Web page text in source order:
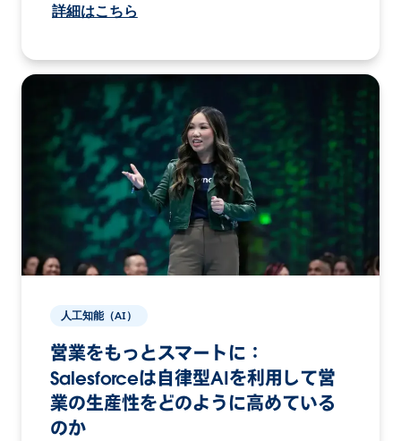
詳細はこちら
人工知能（AI）
営業をもっとスマートに：
Salesforceは自律型AIを利用して営
業の生産性をどのように高めている
のか